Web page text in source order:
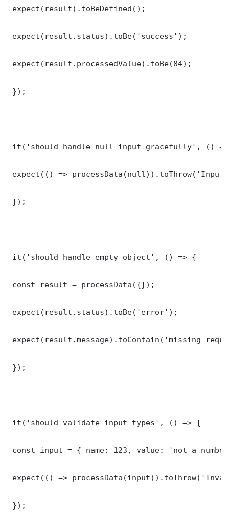
expect(result).toBeDefined();
expect(result.status).toBe('success');
expect(result.processedValue).toBe(84);
});
it('should handle null input gracefully', ()
expect(() =>
});
it('should handle empty object', () => {
const result = processData({});
expect(result.status).toBe('error');
expect(result.message).toContain('missing
});
it('should validate input types', () => {
const input = { name: 123, value: 'not a
expect(() =>
});